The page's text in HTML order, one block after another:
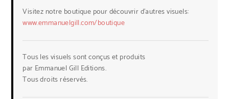
Visitez notre boutique pour découvrir d’autres visuels:
www.emmanuelgill.com/boutique
Tous les visuels sont conçus et produits
par Emmanuel Gill Editions.
Tous droits réservés.